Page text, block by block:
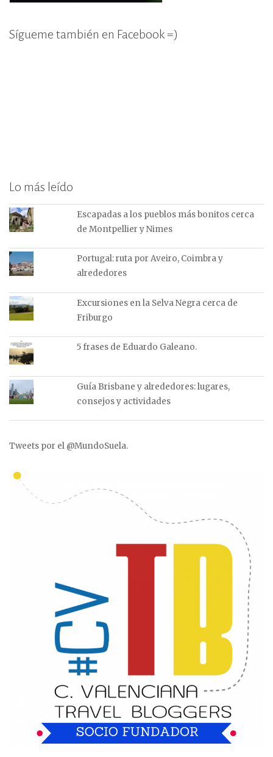
Sígueme también en Facebook =)
Lo más leído
Escapadas a los pueblos más bonitos cerca
de Montpellier y Nimes
Portugal: ruta por Aveiro, Coimbra y
alrededores
Excursiones en la Selva Negra cerca de
Friburgo
5 frases de Eduardo Galeano.
Guía Brisbane y alrededores: lugares,
consejos y actividades
Tweets por el @MundoSuela.